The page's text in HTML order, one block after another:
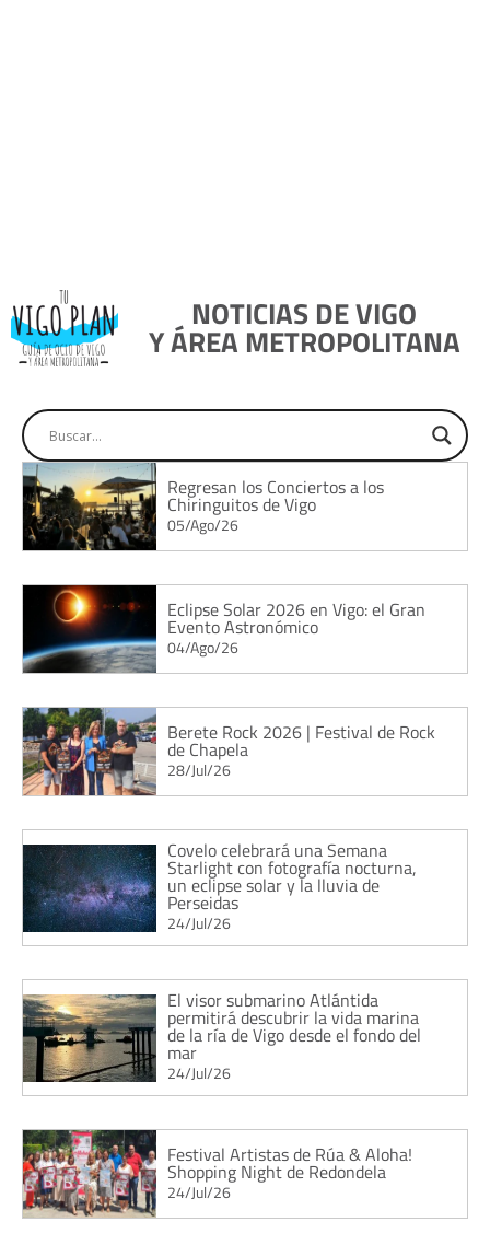
NOTICIAS DE VIGO
Y ÁREA METROPOLITANA
Regresan los Conciertos a los
Chiringuitos de Vigo
05/Ago/26
Eclipse Solar 2026 en Vigo: el Gran
Evento Astronómico
04/Ago/26
Berete Rock 2026 | Festival de Rock
de Chapela
28/Jul/26
Covelo celebrará una Semana
Starlight con fotografía nocturna,
un eclipse solar y la lluvia de
Perseidas
24/Jul/26
El visor submarino Atlántida
permitirá descubrir la vida marina
de la ría de Vigo desde el fondo del
mar
24/Jul/26
Festival Artistas de Rúa & Aloha!
Shopping Night de Redondela
24/Jul/26